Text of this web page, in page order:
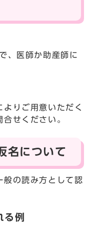
、医師か助産師に
りご用意いただく
せください。
名について
般の読み方として認
例